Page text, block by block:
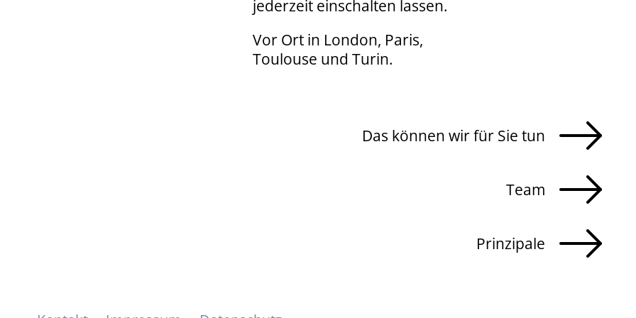
jederzeit einschalten lassen.
Vor Ort in London, Paris,
Toulouse und Turin.
Das können wir für Sie tun
Team
Prinzipale